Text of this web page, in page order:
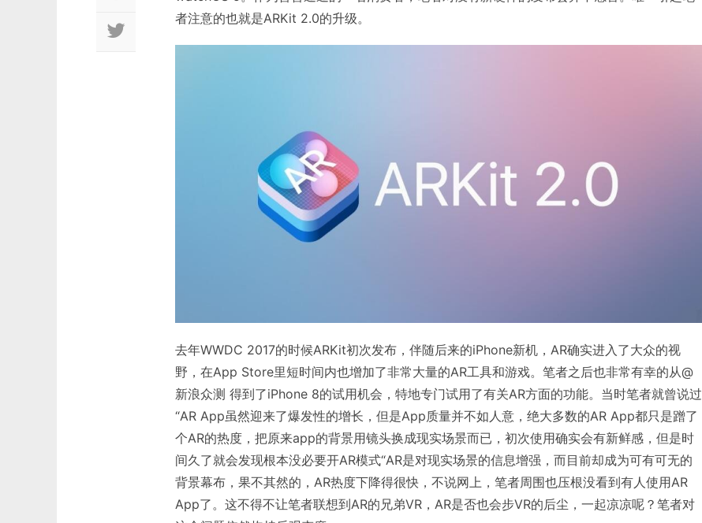
者注意的也就是ARKit 2.0的升级。
去年WWDC 2017的时候ARKit初次发布，伴随后来的iPhone新机，AR确实进入了大众的视
野，在App Store里短时间内也增加了非常大量的AR工具和游戏。笔者之后也非常有幸的从@
新浪众测 得到了iPhone 8的试用机会，特地专门试用了有关AR方面的功能。当时笔者就曾说过
“AR App虽然迎来了爆发性的增长，但是App质量并不如人意，绝大多数的AR App都只是蹭了
个AR的热度，把原来app的背景用镜头换成现实场景而已，初次使用确实会有新鲜感，但是时
间久了就会发现根本没必要开AR模式“AR是对现实场景的信息增强，而目前却成为可有可无的
背景幕布，果不其然的，AR热度下降得很快，不说网上，笔者周围也压根没看到有人使用AR
App了。这不得不让笔者联想到AR的兄弟VR，AR是否也会步VR的后尘，一起凉凉呢？笔者对